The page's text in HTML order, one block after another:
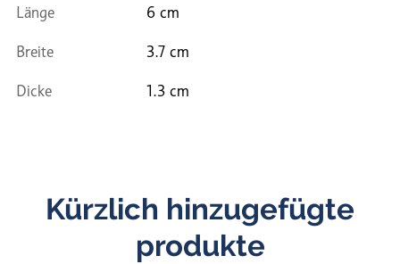
Länge 6 cm
Breite 3.7 cm
Dicke 1.3 cm
Kürzlich hinzugefügte
produkte